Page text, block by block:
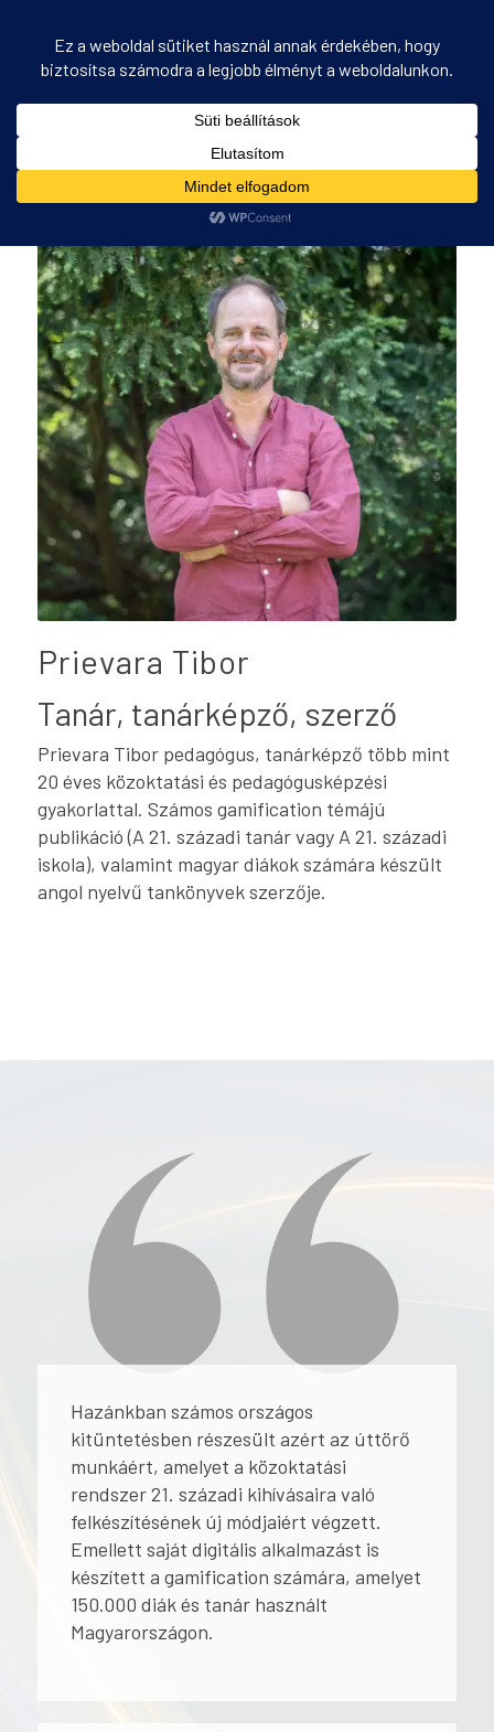
Prievara Tibor
Tanár, tanárképző, szerző
Prievara Tibor pedagógus, tanárképző több mint
20 éves közoktatási és pedagógusképzési
gyakorlattal. Számos gamification témájú
publikáció (A 21. századi tanár vagy A 21. századi
iskola), valamint magyar diákok számára készült
angol nyelvű tankönyvek szerzője.
Hazánkban számos országos
kitüntetésben részesült azért az úttörő
munkáért, amelyet a közoktatási
rendszer 21. századi kihívásaira való
felkészítésének új módjaiért végzett.
Emellett saját digitális alkalmazást is
készített a gamification számára, amelyet
150.000 diák és tanár használt
Magyarországon.